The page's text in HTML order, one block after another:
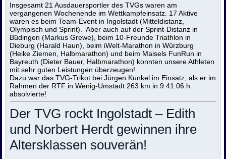
Insgesamt 21 Ausdauersportler des TVGs waren am
vergangenen Wochenende im Wettkampfeinsatz. 17 Aktive
waren es beim Team-Event in Ingolstadt (Mitteldistanz,
Olympisch und Sprint). Aber auch auf der Sprint-Distanz in
Büdingen (Markus Grewe), beim 10-Freunde Triathlon in
Dieburg (Harald Haun), beim iWelt-Marathon in Würzburg
(Heike Ziemen, Halbmarathon) und beim Maisels FunRun in
Bayreuth (Dieter Bauer, Halbmarathon) konnten unsere Athleten
mit sehr guten Leistungen überzeugen!
Dazu war das TVG-Trikot bei Jürgen Kunkel im Einsatz, als er im
Rahmen der RTF in Wenig-Umstadt 263 km in 9:41:06 h
absolvierte!
Der TVG rockt Ingolstadt – Edith
und Norbert Herdt gewinnen ihre
Altersklassen souverän!